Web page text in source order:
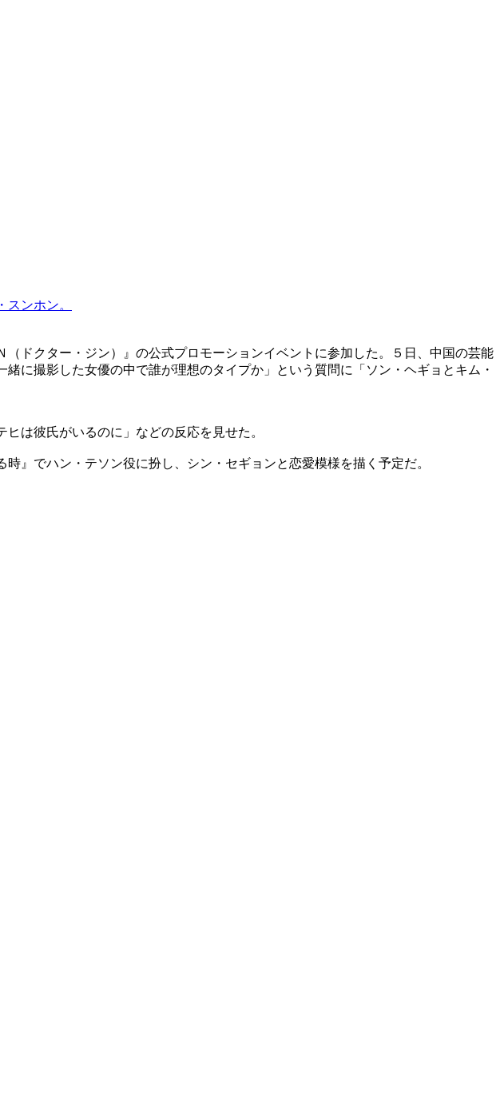
スンホン。
ドクター・ジン）』の公式プロモーションイベントに参加した。５日、中国の芸能
に撮影した女優の中で誰が理想のタイプか」という質問に「ソン・ヘギョとキム・
は彼氏がいるのに」などの反応を見せた。
』でハン・テソン役に扮し、シン・セギョンと恋愛模様を描く予定だ。